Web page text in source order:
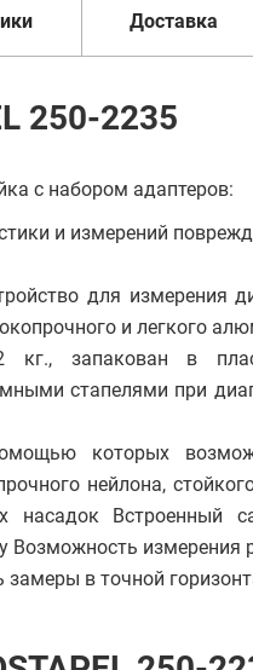
Доставка
250-2235
с набором адаптеров:
и измерений
для измерения
и легкого
запакован в
стапелями при
которых
нейлона,
Встроенный
Возможность
в точной